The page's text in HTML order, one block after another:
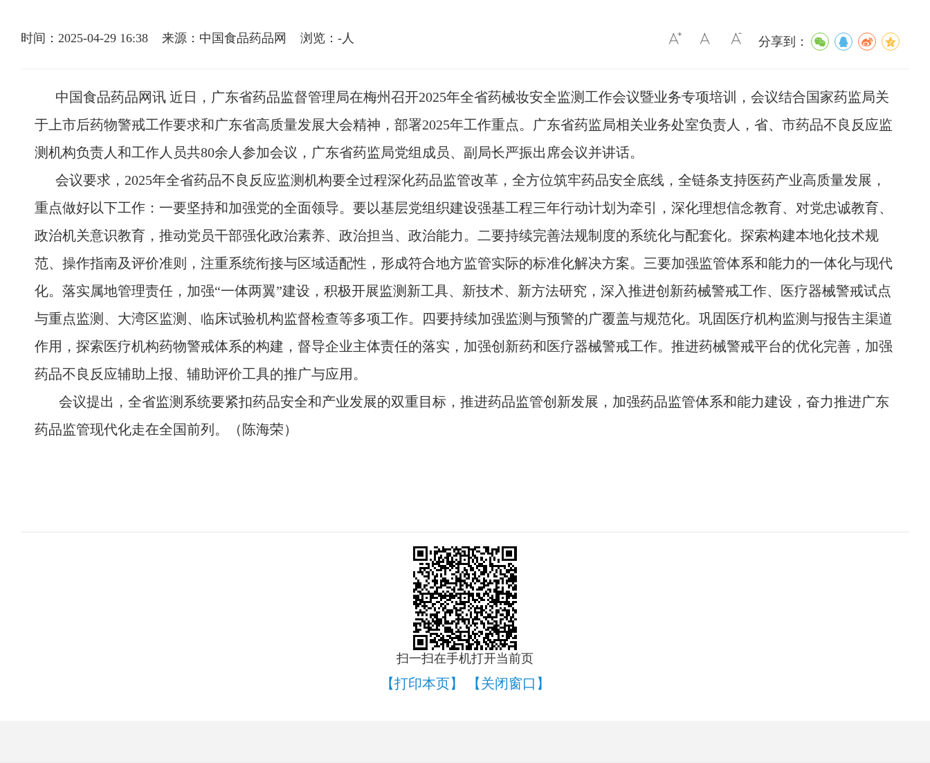
时间：2025-04-29 16:38 来源：中国食品药品网 浏览： -人 分享到：
中国食品药品网讯 近日，广东省药品监督管理局在梅州召开2025年全省药械妆安全监测工作会议暨业务专项培训，会议结合国家药监局关
于上市后药物警戒工作要求和广东省高质量发展大会精神，部署2025年工作重点。广东省药监局相关业务处室负责人，省、市药品不良反应监
测机构负责人和工作人员共80余人参加会议，广东省药监局党组成员、副局长严振出席会议并讲话。
会议要求，2025年全省药品不良反应监测机构要全过程深化药品监管改革，全方位筑牢药品安全底线，全链条支持医药产业高质量发展，
重点做好以下工作：一要坚持和加强党的全面领导。要以基层党组织建设强基工程三年行动计划为牵引，深化理想信念教育、对党忠诚教育、
政治机关意识教育，推动党员干部强化政治素养、政治担当、政治能力。二要持续完善法规制度的系统化与配套化。探索构建本地化技术规
范、操作指南及评价准则，注重系统衔接与区域适配性，形成符合地方监管实际的标准化解决方案。三要加强监管体系和能力的一体化与现代
化。落实属地管理责任，加强“一体两翼”建设，积极开展监测新工具、新技术、新方法研究，深入推进创新药械警戒工作、医疗器械警戒试点
与重点监测、大湾区监测、临床试验机构监督检查等多项工作。四要持续加强监测与预警的广覆盖与规范化。巩固医疗机构监测与报告主渠道
作用，探索医疗机构药物警戒体系的构建，督导企业主体责任的落实，加强创新药和医疗器械警戒工作。推进药械警戒平台的优化完善，加强
药品不良反应辅助上报、辅助评价工具的推广与应用。
会议提出，全省监测系统要紧扣药品安全和产业发展的双重目标，推进药品监管创新发展，加强药品监管体系和能力建设，奋力推进广东
药品监管现代化走在全国前列。（陈海荣）
扫一扫在手机打开当前页
【打印本页】 【关闭窗口】